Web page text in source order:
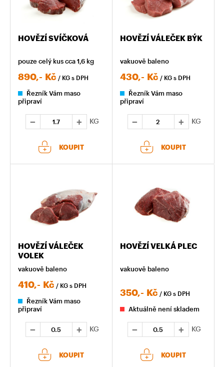
HOVĚZÍ SVÍČKOVÁ
pouze celý kus cca 1,6 kg
890,- Kč / KG s DPH
Řezník Vám maso
připraví
KG
KOUPIT
HOVĚZÍ VÁLEČEK BÝK
vakuově baleno
430,- Kč / KG s DPH
Řezník Vám maso
připraví
KG
KOUPIT
HOVĚZÍ VÁLEČEK
VOLEK
vakuově baleno
410,- Kč / KG s DPH
Řezník Vám maso
připraví
KG
KOUPIT
HOVĚZÍ VELKÁ PLEC
vakuově baleno
350,- Kč / KG s DPH
Aktuálně není skladem
KG
KOUPIT